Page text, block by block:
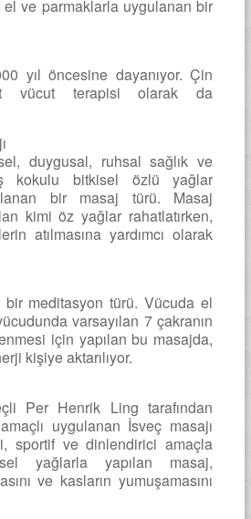
el ve parmaklarla uygulanan bir
yıl öncesine dayanıyor. Çin
vücut terapisi olarak da
duygusal, ruhsal sağlık ve
kokulu bitkisel özlü yağlar
bir masaj türü. Masaj
kimi öz yağlar rahatlatırken,
atılmasına yardımcı olarak
meditasyon türü. Vücuda el
varsayılan 7 çakranın
için yapılan bu masajda,
kişiye aktarılıyor.
Per Henrik Ling tarafından
uygulanan İsveç masajı
sportif ve dinlendirici amaçla
yağlarla yapılan masaj,
ve kasların yumuşamasını